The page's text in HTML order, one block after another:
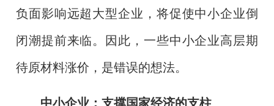
负面影响远超大型企业，将促使中小企业倒
闭潮提前来临。因此，一些中小企业高层期
待原材料涨价，是错误的想法。
中小企业：支撑国家经济的支柱